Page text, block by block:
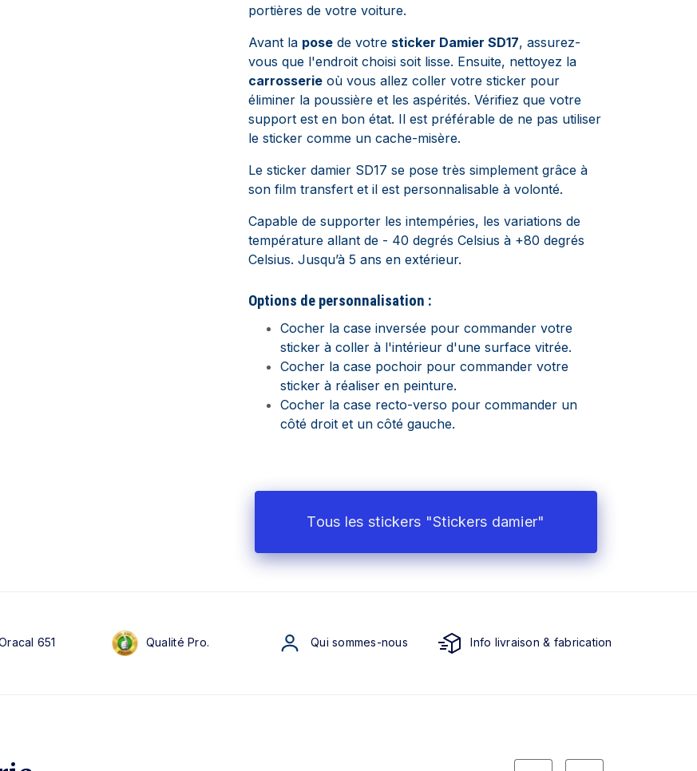
portières de votre voiture.
Avant la pose de votre sticker Damier SD17, assurez-
vous que l'endroit choisi soit lisse. Ensuite, nettoyez la
carrosserie où vous allez coller votre sticker pour
éliminer la poussière et les aspérités. Vérifiez que votre
support est en bon état. Il est préférable de ne pas utiliser
le sticker comme un cache-misère.
Le sticker damier SD17 se pose très simplement grâce à
son film transfert et il est personnalisable à volonté.
Capable de supporter les intempéries, les variations de
température allant de - 40 degrés Celsius à +80 degrés
Celsius. Jusqu’à 5 ans en extérieur.
Options de personnalisation :
Cocher la case inversée pour commander votre
sticker à coller à l'intérieur d'une surface vitrée.
Cocher la case pochoir pour commander votre
sticker à réaliser en peinture.
Cocher la case recto-verso pour commander un
côté droit et un côté gauche.
Tous les stickers "Stickers damier"
651 Qualité Pro. Qui sommes-nous Info livraison & fabrication